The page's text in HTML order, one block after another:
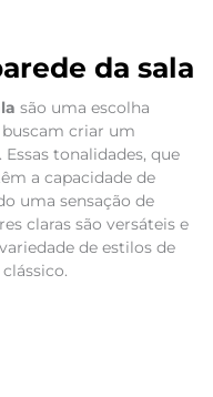
da sala
são uma escolha
criar um
tonalidades, que
a capacidade de
uma sensação de
claras são versáteis e
de estilos de